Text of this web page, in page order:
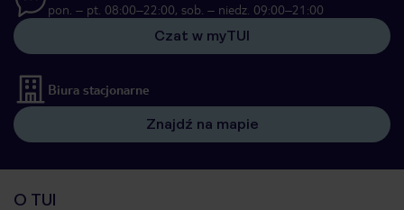
pon. – pt. 08:00–22:00, sob. – niedz. 09:00–21:00
Czat w myTUI
Biura stacjonarne
Znajdź na mapie
O TUI